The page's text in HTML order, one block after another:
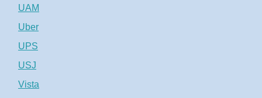
UAM
Uber
UPS
USJ
Vista